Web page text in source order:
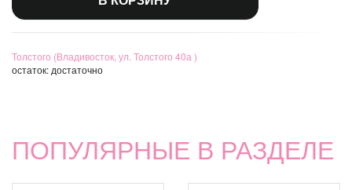
Толстого (Владивосток, ул. Толстого 40а )
остаток: достаточно
ПОПУЛЯРНЫЕ В РАЗДЕЛЕ